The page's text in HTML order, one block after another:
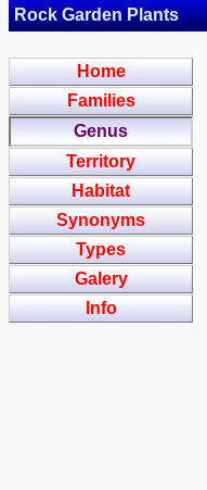
Rock Garden Plants
Home
Families
Genus
Territory
Habitat
Synonyms
Types
Galery
Info